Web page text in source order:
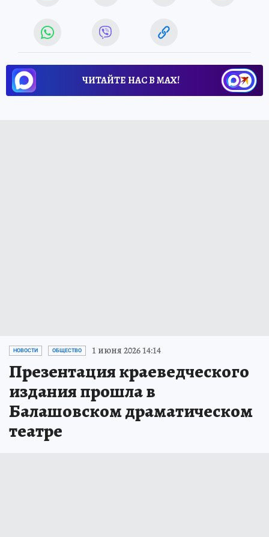
ЧИТАЙТЕ НАС В МАХ!
НОВОСТИ ОБЩЕСТВО 1 июня 2026 14:14
Презентация краеведческого
издания прошла в
Балашовском драматическом
театре